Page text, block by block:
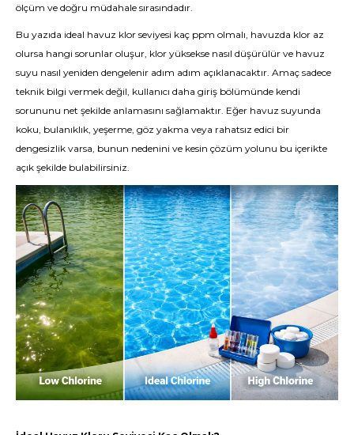
ölçüm ve doğru müdahale sırasındadır.
Bu yazıda ideal havuz klor seviyesi kaç ppm olmalı, havuzda klor az
olursa hangi sorunlar oluşur, klor yüksekse nasıl düşürülür ve havuz
suyu nasıl yeniden dengelenir adım adım açıklanacaktır. Amaç sadece
teknik bilgi vermek değil, kullanıcı daha giriş bölümünde kendi
sorununu net şekilde anlamasını sağlamaktır. Eğer havuz suyunda
koku, bulanıklık, yeşerme, göz yakma veya rahatsız edici bir
dengesizlik varsa, bunun nedenini ve kesin çözüm yolunu bu içerikte
açık şekilde bulabilirsiniz.